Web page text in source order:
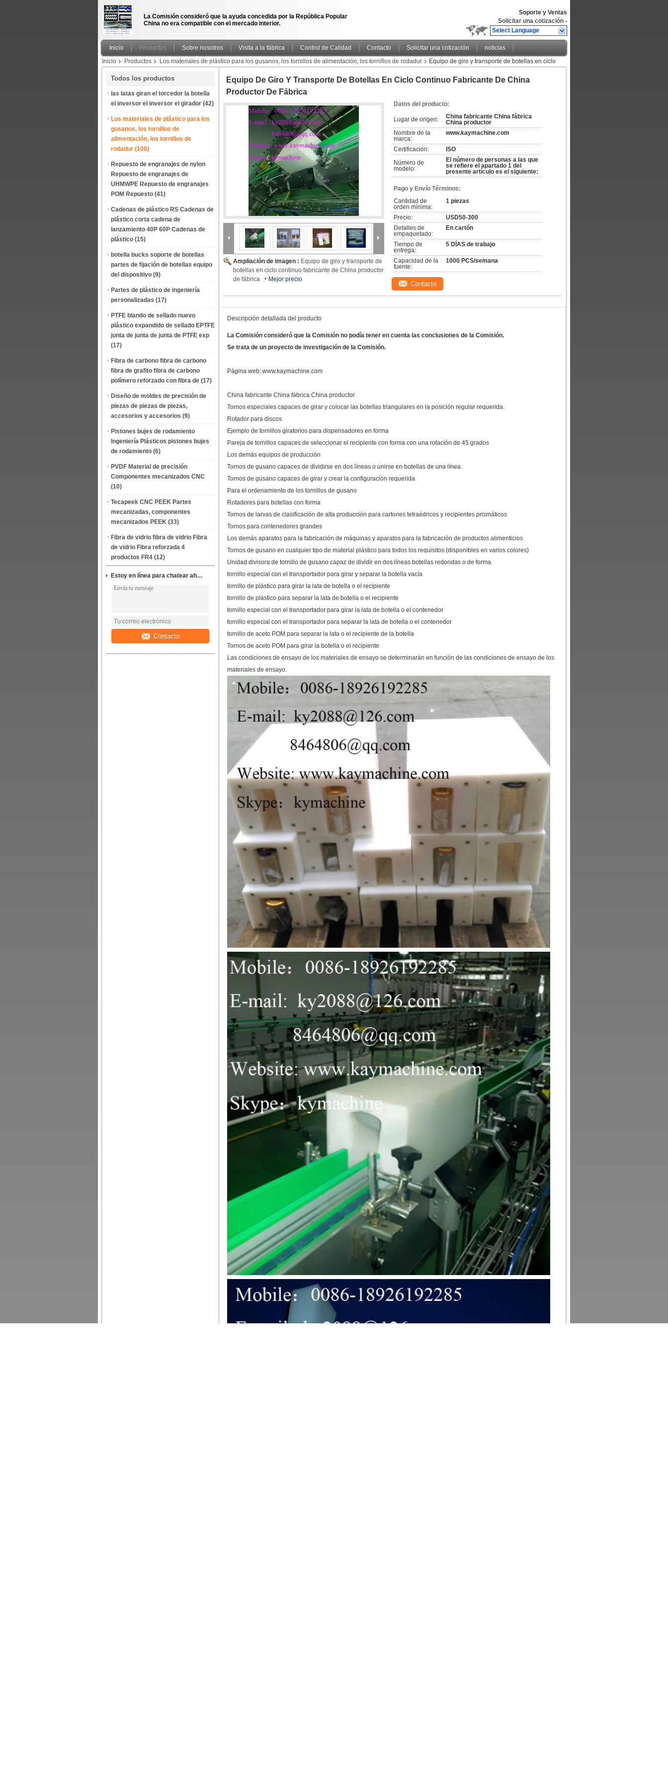
La Comisión consideró que la ayuda concedida por la República Popular
China no era compatible con el mercado interior.
Soporte y Ventas
Solicitar una cotización -
Select Language
Inicio Productos Sobre nosotros Visita a la fábrica Control de Calidad Contacto Solicitar una cotización
noticias
Inicio
Productos Los materiales de plástico para los gusanos, los tornillos de alimentación, los tornillos de rodadur
Equipo de giro y transporte de botellas en ciclo
Todos los productos
las latas giran el torcedor la botella
el inversor el inversor el girador (42)
Los materiales de plástico para los
gusanos, los tornillos de
alimentación, los tornillos de
rodadur (106)
Repuesto de engranajes de nylon
Repuesto de engranajes de
UHMWPE Repuesto de engranajes
POM Repuesto (41)
Cadenas de plástico RS Cadenas de
plástico corta cadena de
lanzamiento 40P 60P Cadenas de
plástico (15)
botella bucks soporte de botellas
partes de fijación de botellas equipo
del dispositivo (9)
Partes de plástico de ingeniería
personalizadas (17)
PTFE blando de sellado nuevo
plástico expandido de sellado EPTFE
junta de junta de junta de PTFE exp
(17)
Fibra de carbono fibra de carbono
fibra de grafito fibra de carbono
polímero reforzado con fibra de (17)
Diseño de moldes de precisión de
piezas de piezas de piezas,
accesorios y accesorios (9)
Pistones bujes de rodamiento
Ingeniería Plásticos pistones bujes
de rodamiento (6)
PVDF Material de precisión
Componentes mecanizados CNC
(10)
Tecapeek CNC PEEK Partes
mecanizadas, componentes
mecanizados PEEK (33)
Fibra de vidrio fibra de vidrio Fibra
de vidrio Fibra reforzada 4
productos FR4 (12)
Estoy en línea para chatear ahora
Contacto
Equipo De Giro Y Transporte De Botellas En Ciclo Continuo Fabricante De China
Productor De Fábrica
Ampliación de imagen : Equipo de giro y transporte de
botellas en ciclo continuo fabricante de China productor
de fábrica
Mejor precio
Datos del producto:
Lugar de origen:
China fabricante China fábrica
China productor
Nombre de la
marca:
www.kaymachine.com
Certificación:
ISO
Número de
modelo:
El número de personas a las que
se refiere el apartado 1 del
presente artículo es el siguiente:
Pago y Envío Términos:
Cantidad de
orden mínima:
1 piezas
Precio:
USD50-300
Detalles de
empaquetado:
En cartón
Tiempo de
entrega:
5 DÍAS de trabajo
Capacidad de la
fuente:
1000 PCS/semana
Contacto
Descripción detallada del producto
La Comisión consideró que la Comisión no podía tener en cuenta las conclusiones de la Comisión.
Se trata de un proyecto de investigación de la Comisión.
Página web: www.kaymachine.com
China fabricante China fábrica China productor
Tornos especiales capaces de girar y colocar las botellas triangulares en la posición regular requerida.
Rotador para discos
Ejemplo de tornillos giratorios para dispensadores en forma
Pareja de tornillos capaces de seleccionar el recipiente con forma con una rotación de 45 grados
Los demás equipos de producción
Tornos de gusano capaces de dividirse en dos líneas o unirse en botellas de una línea.
Tornos de gusano capaces de girar y crear la configuración requerida
Para el ordenamiento de los tornillos de gusano
Rotadores para botellas con forma
Tornos de larvas de clasificación de alta producción para cartones tetraédricos y recipientes prismáticos
Tornos para contenedores grandes
Los demás aparatos para la fabricación de máquinas y aparatos para la fabricación de productos alimenticios
Tornos de gusano en cualquier tipo de material plástico para todos los requisitos (disponibles en varios colores)
Unidad divisora de tornillo de gusano capaz de dividir en dos líneas botellas redondas o de forma
tornillo especial con el transportador para girar y separar la botella vacía
tornillo de plástico para girar la lata de botella o el recipiente
tornillo de plástico para separar la lata de botella o el recipiente
tornillo especial con el transportador para girar la lata de botella o el contenedor
tornillo especial con el transportador para separar la lata de botella o el contenedor
tornillo de aceto POM para separar la lata o el recipiente de la botella
Tornos de aceto POM para girar la botella o el recipiente
Las condiciones de ensayo de los materiales de ensayo se determinarán en función de las condiciones de ensayo de los
materiales de ensayo.